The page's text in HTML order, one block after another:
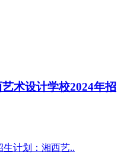
艺术设计学校2024年招
生计划：湘西艺..